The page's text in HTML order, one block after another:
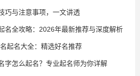
巧与注意事项，一文讲透
名全攻略：2026年最新推荐与深度解析
起名大全：精选好名推荐
字怎么起名？专业起名师为你详解